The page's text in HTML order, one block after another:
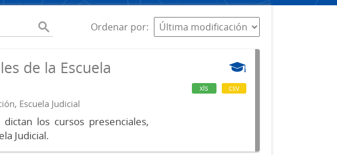
Ordenar por
de la Escuela
Escuela Judicial
los cursos presenciales,
Judicial.
xls csv